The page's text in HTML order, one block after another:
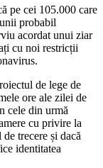
pe cei 105.000 care
probabil
acordat unui ziar
cu noi restricții
de lege de
ore ale zilei de
cele din urmă
cu privire la
trecere și dacă
identitatea